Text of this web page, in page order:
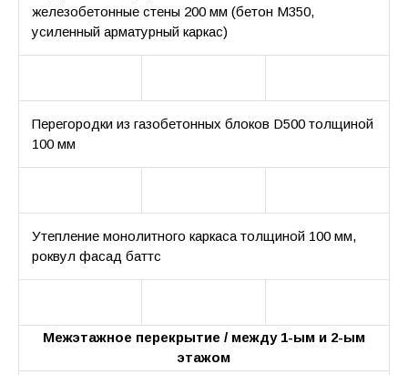
железобетонные стены 200 мм (бетон М350,
усиленный арматурный каркас)
Перегородки из газобетонных блоков D500 толщиной
100 мм
Утепление монолитного каркаса толщиной 100 мм,
роквул фасад баттс
Межэтажное перекрытие / между 1-ым и 2-ым
этажом